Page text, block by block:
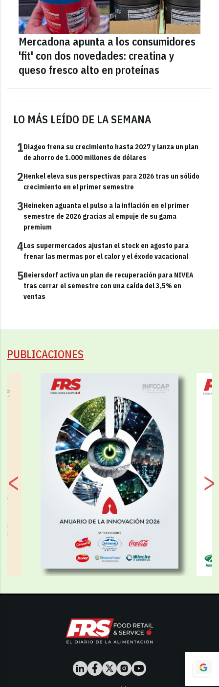
LO MÁS LEÍDO DE LA SEMANA
1Diageo frena su crecimiento hasta 2027 y lanza un plan
de ahorro de 1.000 millones de dólares
2Henkel eleva sus perspectivas para 2026 tras un sólido
crecimiento en el primer semestre
3Heineken aguanta el pulso a la inflación en el primer
semestre de 2026 gracias al empuje de su gama
premium
4Los supermercados ajustan el stock en agosto para
frenar las mermas por el calor y el éxodo vacacional
5Beiersdorf activa un plan de recuperación para NIVEA
tras cerrar el semestre con una caída del 3,5% en
ventas
Mercadona apunta a los consumidores
'fit' con dos novedades: creatina y
queso fresco alto en proteínas
PUBLICACIONES